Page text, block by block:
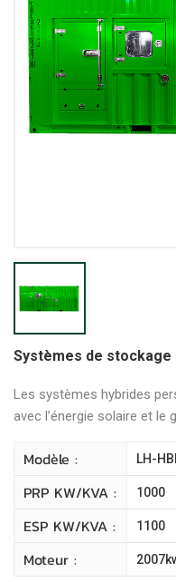
Systèmes de stockage
Les systèmes hybrides
avec l’énergie solaire et le
Modèle : LH-
PRP KW/kVA : 1000
ESP KW/kVA : 1100
Moteur :